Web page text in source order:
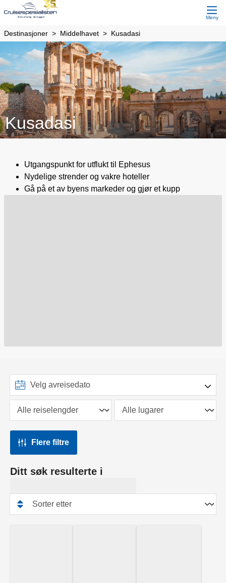
Meny
Destinasjoner Middelhavet Kusadasi
Kusadasi
Utgangspunkt for utflukt til Ephesus
Nydelige strender og vakre hoteller
Gå på et av byens markeder og gjør et kupp
Flere filtre
Ditt søk resulterte i